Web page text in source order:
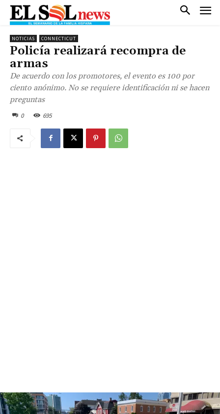
NOTICIAS CONNECTICUT
Policía realizará recompra de
armas
De acuerdo con los promotores, el evento es 100 por
ciento anónimo. No se requiere identificación ni se hacen
preguntas
0 695